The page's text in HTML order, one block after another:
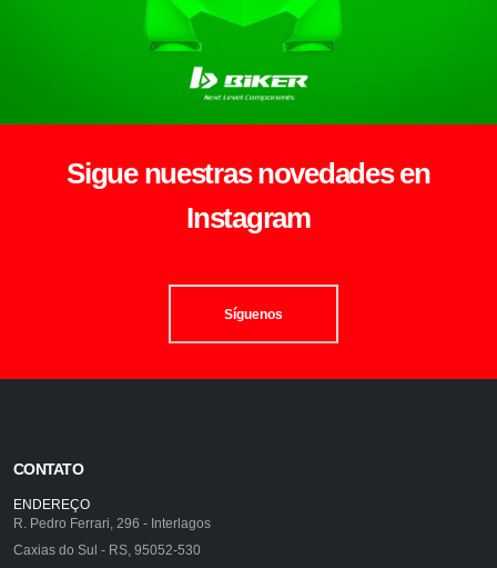
Sigue nuestras novedades en
Instagram
Síguenos
CONTATO
ENDEREÇO
R. Pedro Ferrari, 296 - Interlagos
Caxias do Sul - RS, 95052-530